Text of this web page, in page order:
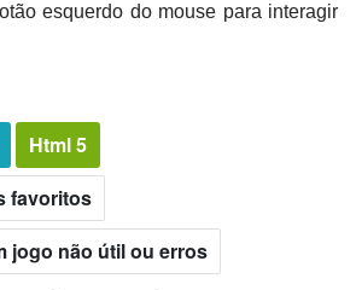
esquerdo do mouse para interagir
Html 5
favoritos
jogo não útil ou erros